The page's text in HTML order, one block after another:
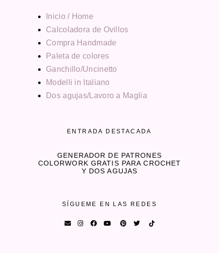
Inicio / Home
Calcoladora de Ovillos
Compra Handmade
Paleta de colores
Ganchillo/Uncinetto
Modelli in Italiano
Dos agujas/Lavoro a Maglia
ENTRADA DESTACADA
GENERADOR DE PATRONES
COLORWORK GRATIS PARA CROCHET
Y DOS AGUJAS
SÍGUEME EN LAS REDES